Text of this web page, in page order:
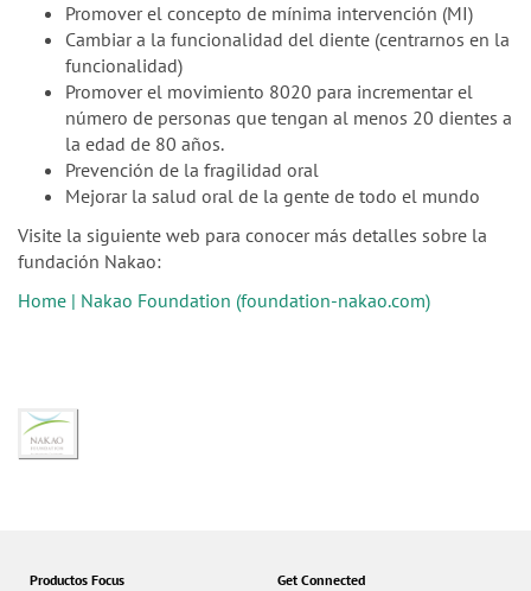
Promover el concepto de mínima intervención (MI)
Cambiar a la funcionalidad del diente (centrarnos en la
funcionalidad)
Promover el movimiento 8020 para incrementar el
número de personas que tengan al menos 20 dientes a
la edad de 80 años.
Prevención de la fragilidad oral
Mejorar la salud oral de la gente de todo el mundo
Visite la siguiente web para conocer más detalles sobre la
fundación Nakao:
Home | Nakao Foundation (foundation-nakao.com)
Productos Focus
Get Connected